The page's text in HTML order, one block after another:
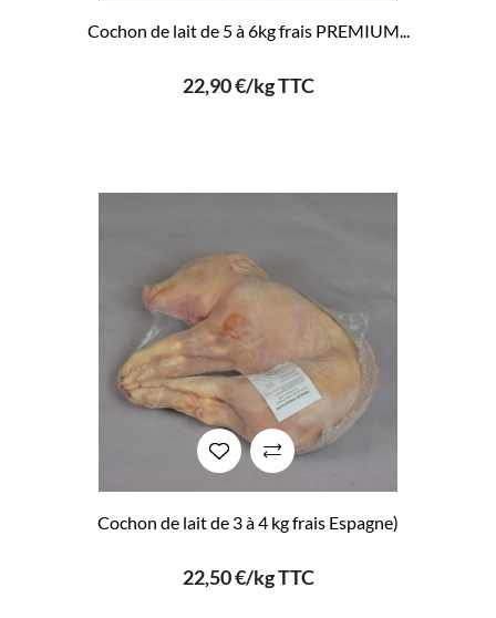
Cochon de lait de 5 à 6kg frais PREMIUM...
22,90 €/kg TTC
Cochon de lait de 3 à 4 kg frais Espagne)
22,50 €/kg TTC